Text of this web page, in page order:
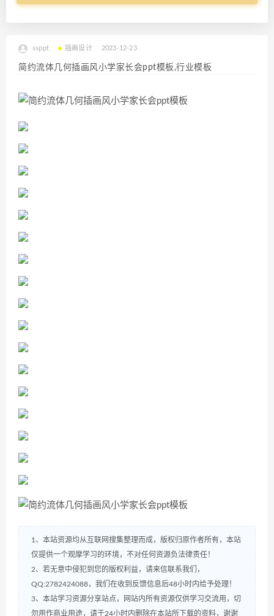
ssppt 插画设计 2023-12-23
简约流体几何插画风小学家长会ppt模板,行业模板
1、本站资源均从互联网搜集整理而成，版权归原作者所有，本站
仅提供一个观摩学习的环境，不对任何资源负法律责任！
2、若无意中侵犯到您的版权利益，请来信联系我们，
QQ:2782424088，我们在收到反馈信息后48小时内给予处理！
3、本站学习资源分享站点，网站内所有资源仅供学习交流用，切
勿用作商业用途，请于24小时内删除在本站所下载的资料，谢谢